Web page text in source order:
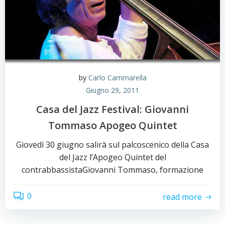
by Carlo Cammarella
Giugno 29, 2011
Casa del Jazz Festival: Giovanni
Tommaso Apogeo Quintet
Giovedì 30 giugno salirà sul palcoscenico della Casa
del Jazz l’Apogeo Quintet del
contrabbassistaGiovanni Tommaso, formazione
0 read more